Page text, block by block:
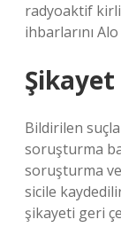
radyoaktif
ihbarlarını
Bildirilen
soruşturma
soruşturma
sicile
şikayeti geri